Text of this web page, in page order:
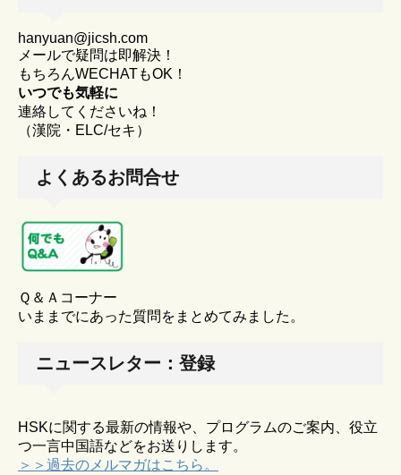
hanyuan@jicsh.com
メールで疑問は即解決！
もちろんWECHATもOK！
いつでも気軽に
連絡してくださいね！
（漢院・ELC/セキ）
よくあるお問合せ
Ｑ＆Ａコーナー
いままでにあった質問をまとめてみました。
ニュースレター：登録
HSKに関する最新の情報や、プログラムのご案内、役立
つ一言中国語などをお送りします。
＞＞過去のメルマガはこちら。